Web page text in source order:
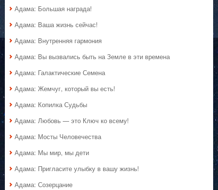
Адама: Большая награда!
Адама: Ваша жизнь сейчас!
Адама: Внутренняя гармония
Адама: Вы вызвались быть на Земле в эти времена
Адама: Галактические Семена
Адама: Жемчуг, который вы есть!
Адама: Копилка Судьбы
Адама: Любовь — это Ключ ко всему!
Адама: Мосты Человечества
Адама: Мы мир, мы дети
Адама: Пригласите улыбку в вашу жизнь!
Адама: Созерцание